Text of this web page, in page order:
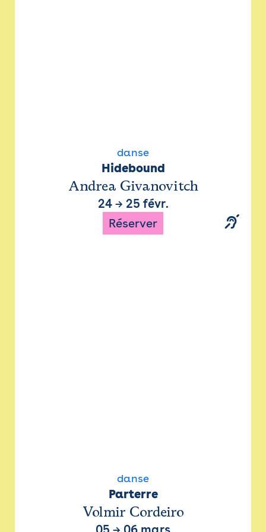
danse
Hidebound
Andrea Givanovitch
24→ 25 févr.
Réserver
danse
Parterre
Volmir Cordeiro